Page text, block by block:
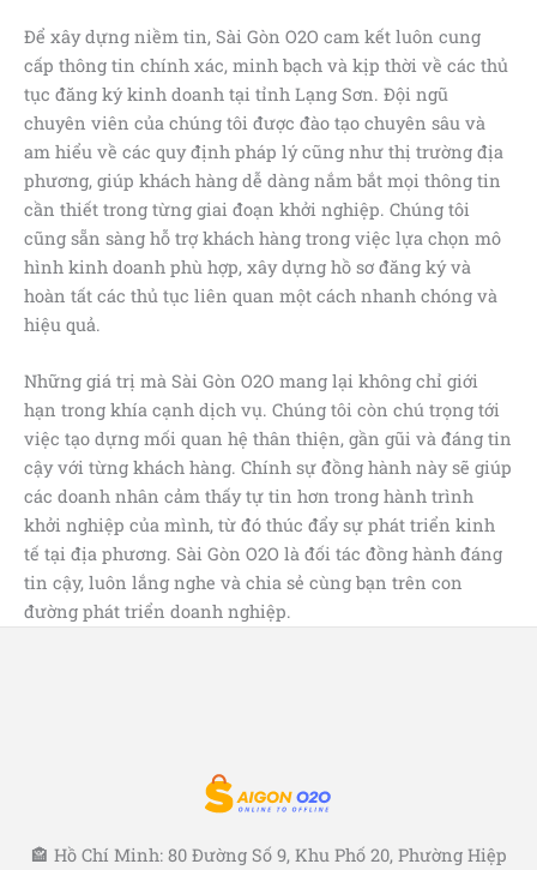
Để xây dựng niềm tin, Sài Gòn O2O cam kết luôn cung
cấp thông tin chính xác, minh bạch và kịp thời về các thủ
tục đăng ký kinh doanh tại tỉnh Lạng Sơn. Đội ngũ
chuyên viên của chúng tôi được đào tạo chuyên sâu và
am hiểu về các quy định pháp lý cũng như thị trường địa
phương, giúp khách hàng dễ dàng nắm bắt mọi thông tin
cần thiết trong từng giai đoạn khởi nghiệp. Chúng tôi
cũng sẵn sàng hỗ trợ khách hàng trong việc lựa chọn mô
hình kinh doanh phù hợp, xây dựng hồ sơ đăng ký và
hoàn tất các thủ tục liên quan một cách nhanh chóng và
hiệu quả.
Những giá trị mà Sài Gòn O2O mang lại không chỉ giới
hạn trong khía cạnh dịch vụ. Chúng tôi còn chú trọng tới
việc tạo dựng mối quan hệ thân thiện, gần gũi và đáng tin
cậy với từng khách hàng. Chính sự đồng hành này sẽ giúp
các doanh nhân cảm thấy tự tin hơn trong hành trình
khởi nghiệp của mình, từ đó thúc đẩy sự phát triển kinh
tế tại địa phương. Sài Gòn O2O là đối tác đồng hành đáng
tin cậy, luôn lắng nghe và chia sẻ cùng bạn trên con
đường phát triển doanh nghiệp.
🏤 Hồ Chí Minh: 80 Đường Số 9, Khu Phố 20, Phường Hiệp